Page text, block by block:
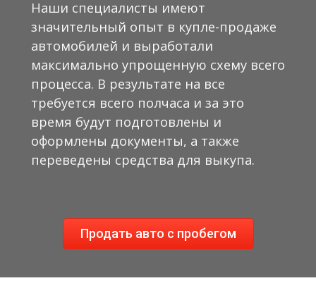
Наши специалисты имеют
значительный опыт в купле-продаже
автомобилей и выработали
максимально упрощенную схему всего
процесса. В результате на все
требуется всего полчаса и за это
время будут подготовлены и
оформлены документы, а также
переведены средства для выкупа.
Продать авто с пробегом